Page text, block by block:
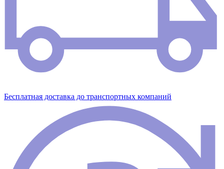
Бесплатная доставка до транспортных компаний